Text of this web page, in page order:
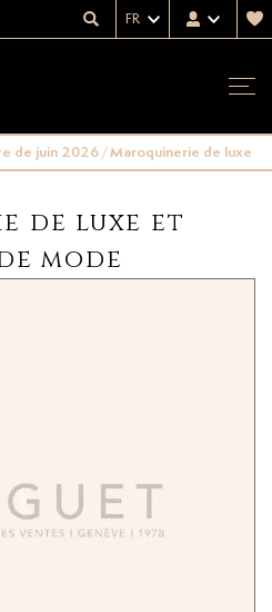
FR
de juin 2026/Maroquinerie de luxe
de luxe et
mode